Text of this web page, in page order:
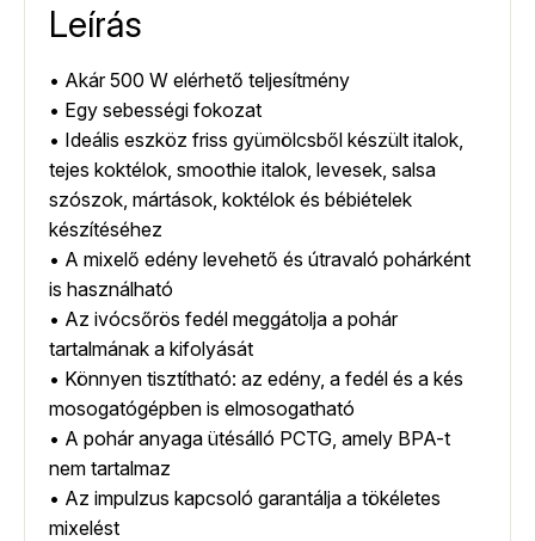
Leírás
• Akár 500 W elérhető teljesítmény
• Egy sebességi fokozat
• Ideális eszköz friss gyümölcsből készült italok,
tejes koktélok, smoothie italok, levesek, salsa
szószok, mártások, koktélok és bébiételek
készítéséhez
• A mixelő edény levehető és útravaló pohárként
is használható
• Az ivócsőrös fedél meggátolja a pohár
tartalmának a kifolyását
• Könnyen tisztítható: az edény, a fedél és a kés
mosogatógépben is elmosogatható
• A pohár anyaga ütésálló PCTG, amely BPA-t
nem tartalmaz
• Az impulzus kapcsoló garantálja a tökéletes
mixelést